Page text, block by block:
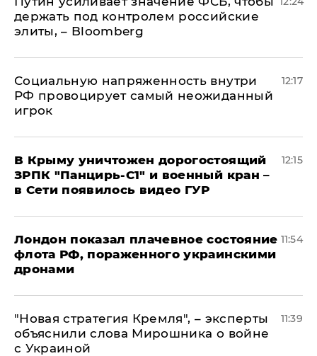
держать под контролем российские
элиты, – Bloomberg
Социальную напряженность внутри
РФ провоцирует самый неожиданный
игрок
12:17
В Крыму уничтожен дорогостоящий
ЗРПК "Панцирь-С1" и военный кран –
в Сети появилось видео ГУР
12:15
Лондон показал плачевное состояние
флота РФ, пораженного украинскими
дронами
11:54
"Новая стратегия Кремля", – эксперты
объяснили слова Мирошника о войне
с Украиной
11:39